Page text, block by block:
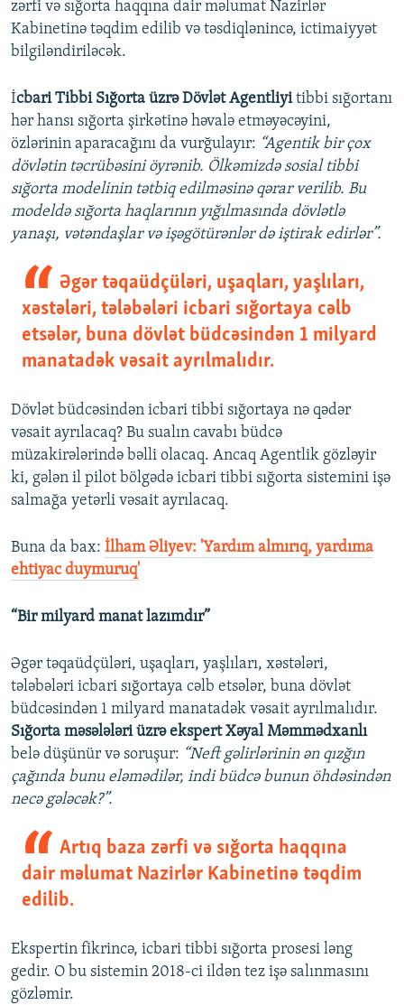
zərfi və sığorta haqqına dair məlumat Nazirlər
Kabinetinə təqdim edilib və təsdiqlənincə, ictimaiyyət
bilgiləndiriləcək.
İcbari Tibbi Sığorta üzrə Dövlət Agentliyitibbi sığortanı
hər hansı sığorta şirkətinə həvalə etməyəcəyini,
özlərinin aparacağını da vurğulayır: “Agentik bir çox
dövlətin təcrübəsini öyrənib. Ölkəmizdə sosial tibbi
sığorta modelinin tətbiq edilməsinə qərar verilib. Bu
modeldə sığorta haqlarının yığılmasında dövlətlə
yanaşı, vətəndaşlar və işəgötürənlər də iştirak edirlər”.
Əgər təqaüdçüləri, uşaqları, yaşlıları,
xəstələri, tələbələri icbari sığortaya cəlb
etsələr, buna dövlət büdcəsindən 1 milyard
manatadək vəsait ayrılmalıdır.
Dövlət büdcəsindən icbari tibbi sığortaya nə qədər
vəsait ayrılacaq? Bu sualın cavabı büdcə
müzakirələrində bəlli olacaq. Ancaq Agentlik gözləyir
ki, gələn il pilot bölgədə icbari tibbi sığorta sistemini işə
salmağa yetərli vəsait ayrılacaq.
Buna da bax:​ İlham Əliyev: 'Yardım almırıq, yardıma
ehtiyac duymuruq'
“Bir milyard manat lazımdır”
Əgər təqaüdçüləri, uşaqları, yaşlıları, xəstələri,
tələbələri icbari sığortaya cəlb etsələr, buna dövlət
büdcəsindən 1 milyard manatadək vəsait ayrılmalıdır.
Sığorta məsələləri üzrə ekspert Xəyal Məmmədxanlı
belə düşünür və soruşur: “Neft gəlirlərinin ən qızğın
çağında bunu eləmədilər, indi büdcə bunun öhdəsindən
necə gələcək?”.
Artıq baza zərfi və sığorta haqqına
dair məlumat Nazirlər Kabinetinə təqdim
edilib.
Ekspertin fikrincə, icbari tibbi sığorta prosesi ləng
gedir. O bu sistemin 2018-ci ildən tez işə salınmasını
gözləmir.